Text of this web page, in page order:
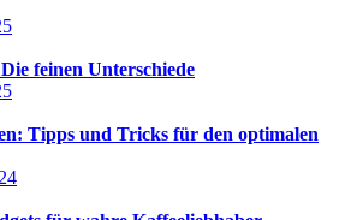
feinen Unterschiede
Tipps und Tricks für den optimalen